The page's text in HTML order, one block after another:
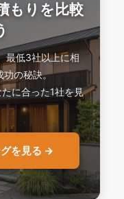
もりを比較
最低3社以上に相
功の秘訣。
に合った1社を見
を見る →